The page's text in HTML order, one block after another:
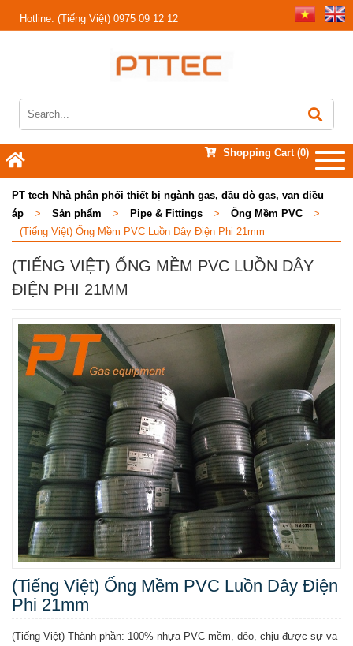
Hotline: (Tiếng Việt) 0975 09 12 12
Shopping Cart (0)
PT tech Nhà phân phối thiết bị ngành gas, đầu dò gas, van điều
áp
> Sản phẩm > Pipe & Fittings > Ống Mềm PVC
>
(Tiếng Việt) Ống Mềm PVC Luồn Dây Điện Phi 21mm
(TIẾNG VIỆT) ỐNG MỀM PVC LUỒN DÂY
ĐIỆN PHI 21MM
(Tiếng Việt) Ống Mềm PVC Luồn Dây Điện
Phi 21mm
(Tiếng Việt) Thành phần: 100% nhựa PVC mềm, dẻo, chịu được sự va